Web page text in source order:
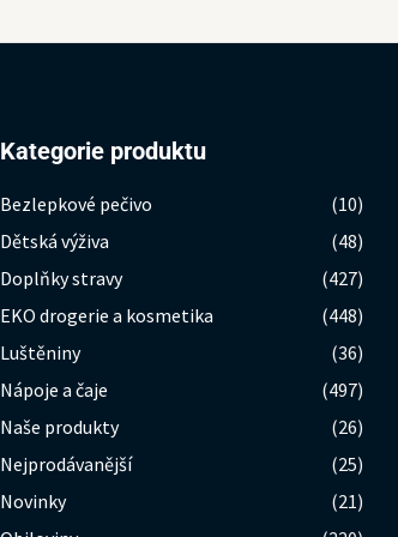
Kategorie produktu
Bezlepkové pečivo
(10)
Dětská výživa
(48)
Doplňky stravy
(427)
EKO drogerie a kosmetika
(448)
Luštěniny
(36)
Nápoje a čaje
(497)
Naše produkty
(26)
Nejprodávanější
(25)
Novinky
(21)